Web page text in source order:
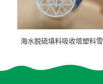
海水脱硫填料吸收塔塑料雪